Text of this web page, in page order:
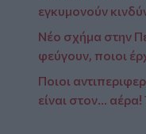
εγκυμονούν
Νέο σχήμα στην
φεύγουν, ποιοι
Ποιοι
είναι στον… αέρα!